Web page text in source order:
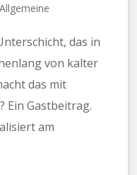
das in
von kalter
das mit
Ein Gastbeitrag.
am